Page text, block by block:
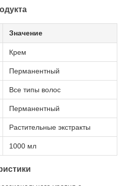
Значение
Крем
Перманентный
Все типы волос
Перманентный
Растительные экстракты
1000 мл